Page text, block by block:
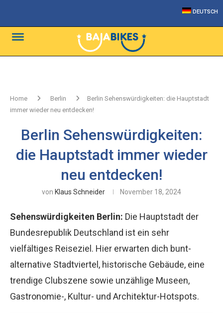
DEUTSCH
Home Berlin
Berlin Sehenswürdigkeiten: die Hauptstadt
immer wieder neu entdecken!
Berlin Sehenswürdigkeiten:
die Hauptstadt immer wieder
neu entdecken!
von Klaus Schneider November 18, 2024
Sehenswürdigkeiten Berlin: Die Hauptstadt der
Bundesrepublik Deutschland ist ein sehr
vielfältiges Reiseziel. Hier erwarten dich bunt-
alternative Stadtviertel, historische Gebäude, eine
trendige Clubszene sowie unzählige Museen,
Gastronomie-, Kultur- und Architektur-Hotspots.